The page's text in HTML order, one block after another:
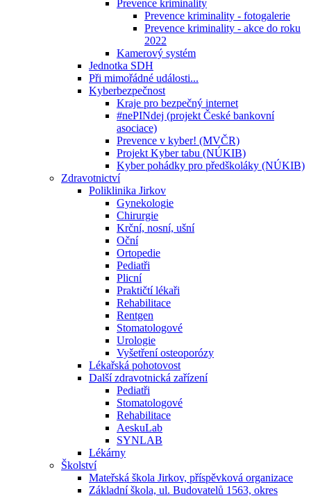
Prevence kriminality
Prevence kriminality - fotogalerie
Prevence kriminality - akce do roku
2022
Kamerový systém
Jednotka SDH
Při mimořádné události...
Kyberbezpečnost
Kraje pro bezpečný internet
#nePINdej (projekt České bankovní
asociace)
Prevence v kyber! (MVČR)
Projekt Kyber tabu (NÚKIB)
Kyber pohádky pro předškoláky (NÚKIB)
Zdravotnictví
Poliklinika Jirkov
Gynekologie
Chirurgie
Krční, nosní, ušní
Oční
Ortopedie
Pediatři
Plicní
Praktičtí lékaři
Rehabilitace
Rentgen
Stomatologové
Urologie
Vyšetření osteoporózy
Lékařská pohotovost
Další zdravotnická zařízení
Pediatři
Stomatologové
Rehabilitace
AeskuLab
SYNLAB
Lékárny
Školství
Mateřská škola Jirkov, příspěvková organizace
Základní škola, ul. Budovatelů 1563, okres